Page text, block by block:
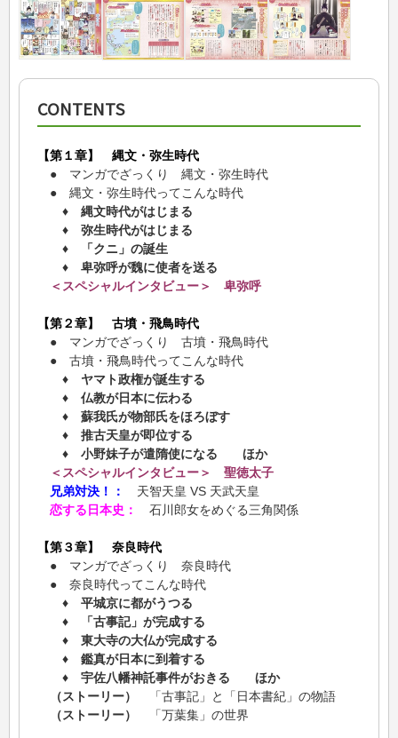
CONTENTS
【第１章】 縄文・弥生時代
● マンガでざっくり 縄文・弥生時代
● 縄文・弥生時代ってこんな時代
♦ 縄文時代がはじまる
♦ 弥生時代がはじまる
♦ 「クニ」の誕生
♦ 卑弥呼が魏に使者を送る
＜スペシャルインタビュー＞ 卑弥呼
【第２章】 古墳・飛鳥時代
● マンガでざっくり 古墳・飛鳥時代
● 古墳・飛鳥時代ってこんな時代
♦ ヤマト政権が誕生する
♦ 仏教が日本に伝わる
♦ 蘇我氏が物部氏をほろぼす
♦ 推古天皇が即位する
♦ 小野妹子が遣隋使になる ほか
＜スペシャルインタビュー＞ 聖徳太子
兄弟対決！：
天智天皇 VS 天武天皇
恋する日本史：
石川郎女をめぐる三角関係
【第３章】 奈良時代
● マンガでざっくり 奈良時代
● 奈良時代ってこんな時代
♦ 平城京に都がうつる
♦ 「古事記」が完成する
♦ 東大寺の大仏が完成する
♦ 鑑真が日本に到着する
♦ 宇佐八幡神託事件がおきる ほか
（ストーリー）
「古事記」と「日本書紀」の物語
（ストーリー）
「万葉集」の世界